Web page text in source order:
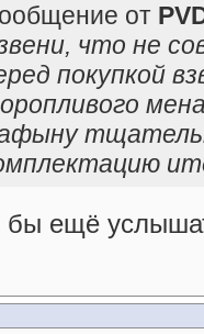
от
что не
покупкой
ещё